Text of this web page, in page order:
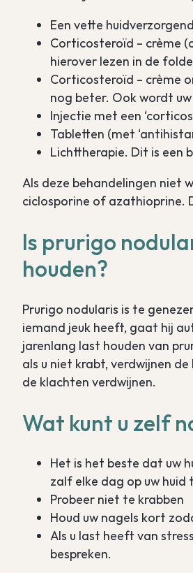
Een vette
Corticosteroïd – crème
hierover lezen in de
Corticosteroïd – crème
nog beter. Ook wordt
Injectie met een
Tabletten (met
Lichttherapie. Dit is een
Als deze behandelingen niet
ciclosporine of azathioprine.
Is prurigo
houden?
Prurigo nodularis is te
iemand jeuk heeft, gaat hij
jarenlang last houden van
als u niet krabt, verdwijnen
de klachten verdwijnen.
Wat kunt u zelf
Het is het beste dat uw
zalf elke dag op uw huid
Probeer niet te krabben
Houd uw nagels kort
Als u last heeft van
bespreken.